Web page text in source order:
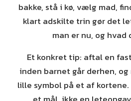
bakke, stå i kø, vælg mad,
klart adskilte trin gør det
man er nu, og hvad
Et konkret tip: aftal en
inden barnet går derhen,
lille symbol på et af